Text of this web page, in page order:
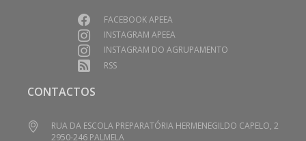
FACEBOOK APEEA
INSTAGRAM APEEA
INSTAGRAM DO AGRUPAMENTO
RSS
CONTACTOS
RUA DA ESCOLA PREPARATÓRIA HERMENEGILDO CAPELO, 2
2950-246 PALMELA